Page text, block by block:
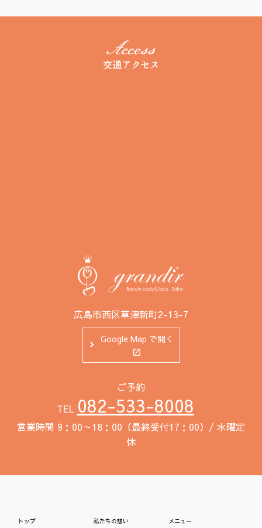
交通アクセス
広島市西区草津新町2-13-7
Google Map で開く
ご予約
TEL 082-533-8008
営業時間 9：00～18：00（最終受付17：00）/ 水曜定
休
トップ 私たちの想い メニュー